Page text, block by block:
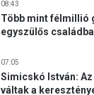
08:43
Több mint félmillió
egyszülős
07:05
Simicskó István:
váltak a